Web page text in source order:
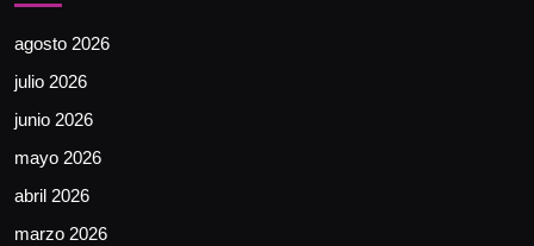
agosto 2026
julio 2026
junio 2026
mayo 2026
abril 2026
marzo 2026